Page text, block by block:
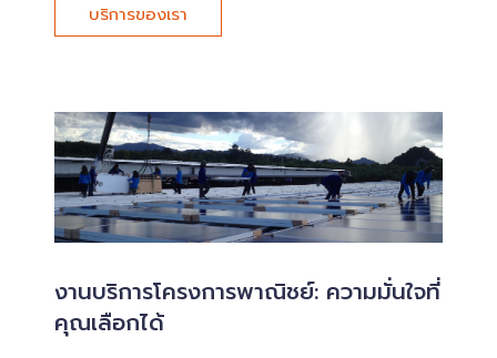
บริการของเรา
งานบริการโครงการพาณิชย์: ความมั่นใจที่
คุณเลือกได้